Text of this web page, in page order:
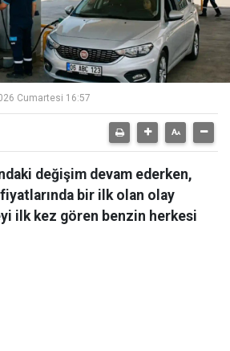
Cumartesi 16:57
değişim devam ederken,
bir ilk olan olay
ilk kez gören benzin herkesi